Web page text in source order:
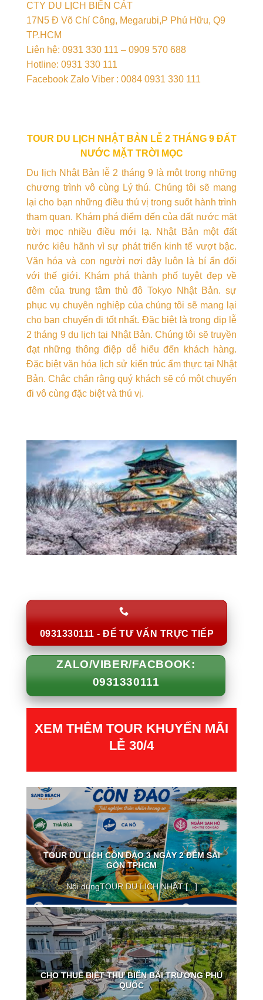
CTY DU LỊCH BIỂN CÁT
17N5 Đ Võ Chí Công, Megarubi,P Phú Hữu, Q9
TP.HCM
Liên hệ: 0931 330 111 – 0909 570 688
Hotline: 0931 330 111
Facebook Zalo Viber : 0084 0931 330 111
TOUR DU LỊCH NHẬT BẢN LỄ 2 THÁNG 9 ĐẤT
NƯỚC MẶT TRỜI MỌC
Du lịch Nhật Bản lễ 2 tháng 9 là một trong những
chương trình vô cùng Lý thú. Chúng tôi sẽ mang
lại cho bạn những điều thú vị trong suốt hành trình
tham quan. Khám phá điểm đến của đất nước mặt
trời mọc nhiều điều mới lạ. Nhật Bản một đất
nước kiêu hãnh vì sự phát triển kinh tế vượt bậc.
Văn hóa và con người nơi đây luôn là bí ẩn đối
với thế giới. Khám phá thành phố tuyệt đẹp về
đêm của trung tâm thủ đô Tokyo Nhật Bản. sự
phục vụ chuyên nghiệp của chúng tôi sẽ mang lại
cho bạn chuyến đi tốt nhất. Đặc biệt là trong dịp lễ
2 tháng 9 du lịch tại Nhật Bản. Chúng tôi sẽ truyền
đạt những thông điệp dễ hiểu đến khách hàng.
Đặc biệt văn hóa lịch sử kiến trúc ẩm thực tại Nhật
Bản. Chắc chắn rằng quý khách sẽ có một chuyến
đi vô cùng đặc biệt và thú vị.
0931330111 - ĐỂ TƯ VẤN TRỰC TIẾP
ZALO/VIBER/FACBOOK:
0931330111
XEM THÊM TOUR KHUYẾN MÃI
LỄ 30/4
TOUR DU LỊCH CÔN ĐẢO 3 NGÀY 2 ĐÊM SÀI
GÒN TPHCM
Nội dungTOUR DU LỊCH NHẬT [...]
CHO THUÊ BIỆT THỰ BIỂN BÃI TRƯỜNG PHÚ
QUỐC